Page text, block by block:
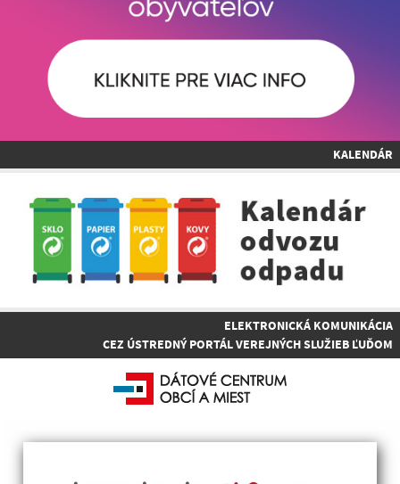
KALENDÁR
ELEKTRONICKÁ KOMUNIKÁCIA
CEZ ÚSTREDNÝ PORTÁL VEREJNÝCH SLUŽIEB ĽUĎOM